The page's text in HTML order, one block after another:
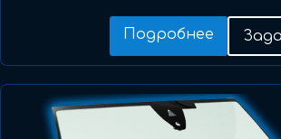
Подробнее